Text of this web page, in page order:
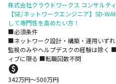
株式会社クラウドワークス コンサルテ
【SE/ネットワークエンジニア】SD-
して専門性を高めたい方！
■必須条件
■ネットワーク設計・構築・運用い
監視のみやヘルプデスクの経験は除く
ィブに限る ■転職回数不問
342万円〜500万円